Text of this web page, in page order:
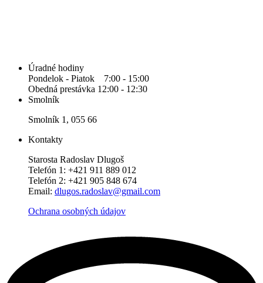
Úradné hodiny
Pondelok - Piatok 7:00 - 15:00
Obedná prestávka 12:00 - 12:30
Smolník
Smolník 1, 055 66
Kontakty
Starosta Radoslav Dlugoš
Telefón 1: +421 911 889 012
Telefón 2: +421 905 848 674
Email: dlugos.radoslav@gmail.com
Ochrana osobných údajov